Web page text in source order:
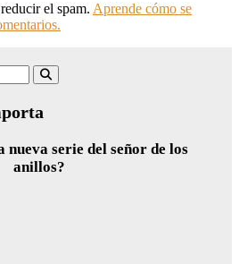
el spam. Aprende cómo se
nueva serie del señor de los
anillos?